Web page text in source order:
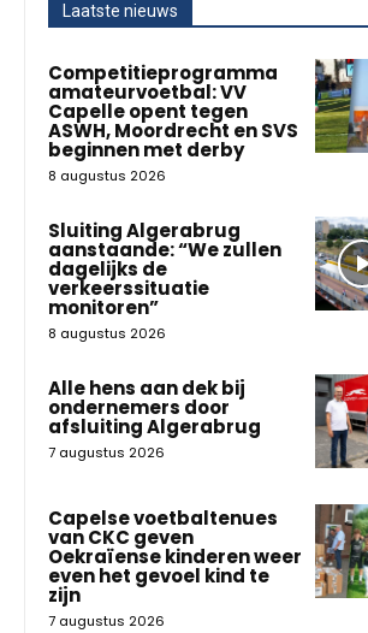
Laatste nieuws
Competitieprogramma
amateurvoetbal: VV
Capelle opent tegen
ASWH, Moordrecht en SVS
beginnen met derby
8 augustus 2026
Sluiting Algerabrug
aanstaande: “We zullen
dagelijks de
verkeerssituatie
monitoren”
8 augustus 2026
Alle hens aan dek bij
ondernemers door
afsluiting Algerabrug
7 augustus 2026
Capelse voetbaltenues
van CKC geven
Oekraïense kinderen weer
even het gevoel kind te
zijn
7 augustus 2026